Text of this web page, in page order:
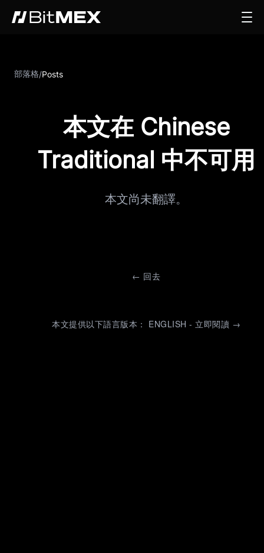
部落格/Posts
本文在 Chinese
Traditional 中不可用
本文尚未翻譯。
← 回去
本文提供以下語言版本： ENGLISH - 立即閱讀 →